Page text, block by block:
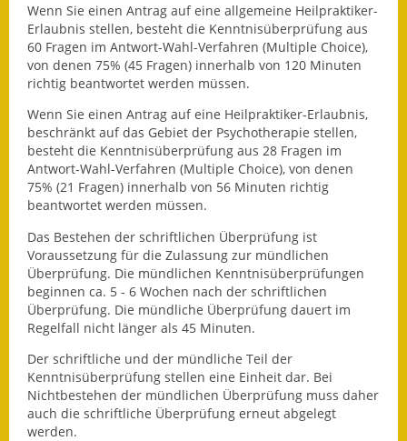
Rückstausicherung von
Gebäuden
Hochwassergefahrenkarte
Gemeindehalle und
Bürgerhaus
Grundschule &
Kernzeitbetreuung
Integration und Asyl
Bevölkerungsschutz
Kinderbetreuung
Nahverkehr
Ver- & Entsorgung
Wenn Sie einen Antrag auf eine allgemeine Heilpraktiker-
Erlaubnis stellen, besteht die Kenntnisüberprüfung aus
60 Fragen im Antwort-Wahl-Verfahren (Multiple Choice),
von denen 75% (45 Fragen) innerhalb von 120 Minuten
richtig beantwortet werden müssen.
Wenn Sie einen Antrag auf eine Heilpraktiker-Erlaubnis,
beschränkt auf das Gebiet der Psychotherapie stellen,
besteht die Kenntnisüberprüfung aus 28 Fragen im
Antwort-Wahl-Verfahren (Multiple Choice), von denen
75% (21 Fragen) innerhalb von 56 Minuten richtig
beantwortet werden müssen.
Das Bestehen der schriftlichen Überprüfung ist
Voraussetzung für die Zulassung zur mündlichen
Überprüfung. Die mündlichen Kenntnisüberprüfungen
beginnen ca. 5 - 6 Wochen nach der schriftlichen
Überprüfung. Die mündliche Überprüfung dauert im
Regelfall nicht länger als 45 Minuten.
Der schriftliche und der mündliche Teil der
Kenntnisüberprüfung stellen eine Einheit dar. Bei
Nichtbestehen der mündlichen Überprüfung muss daher
auch die schriftliche Überprüfung erneut abgelegt
werden.